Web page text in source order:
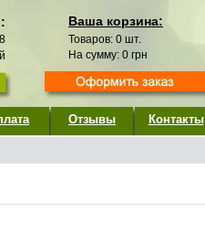
Ваша корзина:
Товаров: 0 шт.
На сумму: 0 грн
Отзывы Контакты